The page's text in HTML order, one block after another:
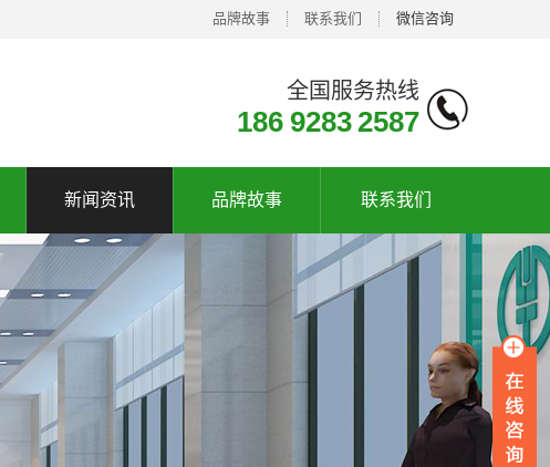
品牌故事 联系我们 微信咨询
全国服务热线
186 9283 2587
新闻资讯 品牌故事 联系我们